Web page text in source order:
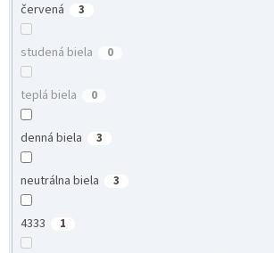
červená 3
studená biela 0
teplá biela 0
denná biela 3
neutrálna biela 3
4333 1